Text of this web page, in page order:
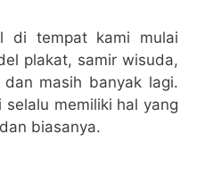
di tempat kami mulai
plakat, samir wisuda,
masih banyak lagi.
selalu memiliki hal yang
biasanya.